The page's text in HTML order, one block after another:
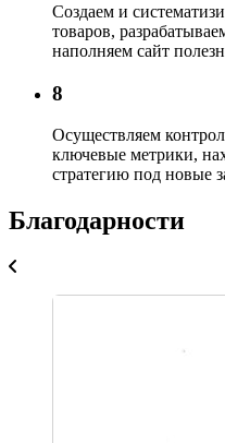
Создаем и
товаров,
наполняем сайт
8
Осуществляем
ключевые метрики,
стратегию под новые
Благодарности